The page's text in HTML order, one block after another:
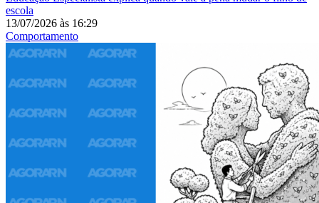
escola
13/07/2026 às 16:29
Comportamento